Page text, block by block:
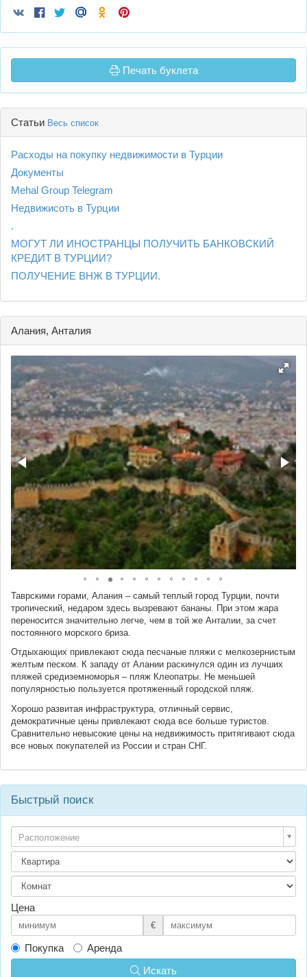
Печать буклета
Статьи Весь список
Расходы на покупку недвижимости в Турции
Документы
Mehal Group Telegram
Недвижисоть в Турции
.
МОГУТ ЛИ ИНОСТРАНЦЫ ПОЛУЧИТЬ БАНКОВСКИЙ
КРЕДИТ В ТУРЦИИ?
ПОЛУЧЕНИЕ ВНЖ В ТУРЦИИ.
Алания, Анталия
Таврскими горами, Алания – самый теплый город Турции, почти
тропический, недаром здесь вызревают бананы. При этом жара
переносится значительно легче, чем в той же Анталии, за счет
постоянного морского бриза.
Отдыхающих привлекают сюда песчаные пляжи с мелкозернистым
желтым песком. К западу от Алании раскинулся один из лучших
пляжей средиземноморья – пляж Клеопатры. Не меньшей
популярностью пользуется протяженный городской пляж.
Хорошо развитая инфраструктура, отличный сервис,
демократичные цены привлекают сюда все больше туристов.
Сравнительно невысокие цены на недвижимость притягивают сюда
все новых покупателей из России и стран СНГ.
Быстрый поиск
Расположение
Цена
€
Покупка
Аренда
Искать